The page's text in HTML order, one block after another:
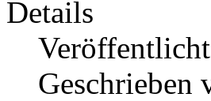
Details
Geschrieben